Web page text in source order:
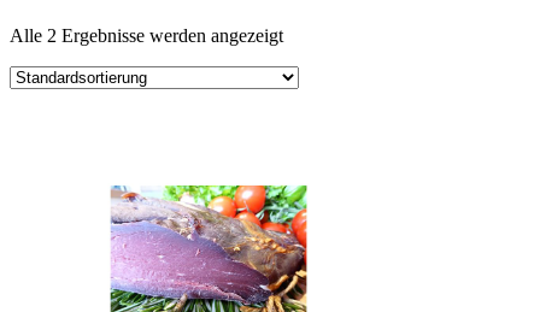
Alle 2 Ergebnisse werden angezeigt